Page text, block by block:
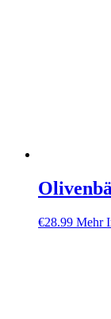
€28.99 Mehr